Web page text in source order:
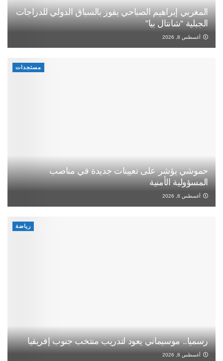
المغربي إبراهيم الصباحي يفوز بالسباق الدولي للدراجات
الجبلية “شانتال بيا”
أغسطس 8, 2026
مستجدات
حموشي يؤشر على تعيينات جديدة في مناصب
المسؤولية الأمنية
أغسطس 8, 2026
رياضة
رسميا.. موسيماني يعود لتدريب منتخب جنوب إفريقيا
أغسطس 8, 2026